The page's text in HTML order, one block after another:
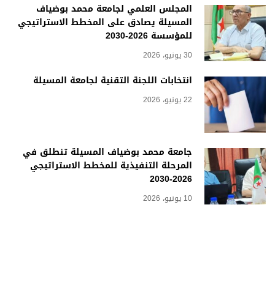
المجلس العلمي لجامعة محمد بوضياف
المسيلة يصادق على المخطط الاستراتيجي
للمؤسسة 2026-2030
30 يونيو، 2026
انتخابات اللجنة التقنية لجامعة المسيلة
22 يونيو، 2026
جامعة محمد بوضياف المسيلة تنطلق في
المرحلة التنفيذية للمخطط الاستراتيجي
2026-2030
10 يونيو، 2026